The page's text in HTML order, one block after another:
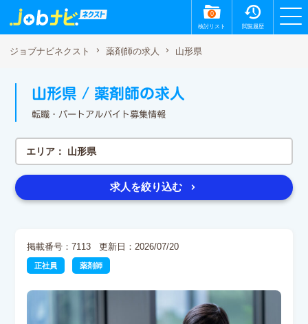
0
検討リスト 閲覧履歴
ジョブナビネクスト 薬剤師の求人 山形県
山形県 / 薬剤師の求人
転職・パートアルバイト募集情報
エリア： 山形県
求人を絞り込む
掲載番号：7113 更新日：2026/07/20
正社員 薬剤師